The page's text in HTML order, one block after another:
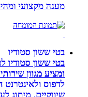
מענה מקצועי ומהימן
בטי ששון סטודיו
ומציע מגוון שירותי
לדפוס ולאינטרנט
שיווקיים. מיתוג